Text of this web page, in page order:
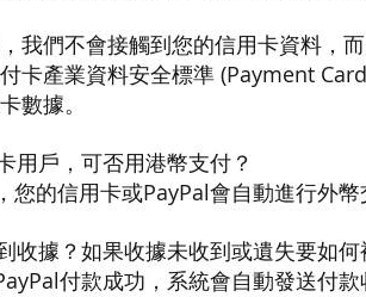
我們不會接觸到您的信用卡資料，
卡產業資料安全標準 (Payment
數據。
用戶，可否用港幣支付？
您的信用卡或PayPal會自動進行外幣
收據？如果收據未收到或遺失要如何
付款成功，系統會自動發送付